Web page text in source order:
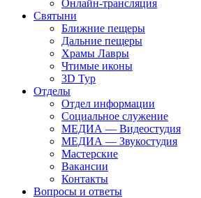
Онлайн-трансляция
Святыни
Ближние пещеры
Дальние пещеры
Храмы Лавры
Чтимые иконы
3D Тур
Отделы
Отдел информации
Социальное служение
МЕДИА — Видеостудия
МЕДИА — Звукостудия
Мастерские
Вакансии
Контакты
Вопросы и ответы